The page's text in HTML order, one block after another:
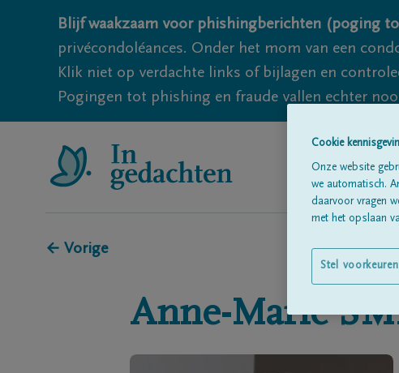
Blijf waakzaam voor phishingberichten (poging
privécondoléances. Onder het mom van een
Klik niet op verdachte links of bijlagen en
Pogingen tot phishing en fraude vallen echter
← Vorige
Anne-Marie
Cookie
Onze website
we automatisch.
daarvoor vragen
met het opslaan
Stel